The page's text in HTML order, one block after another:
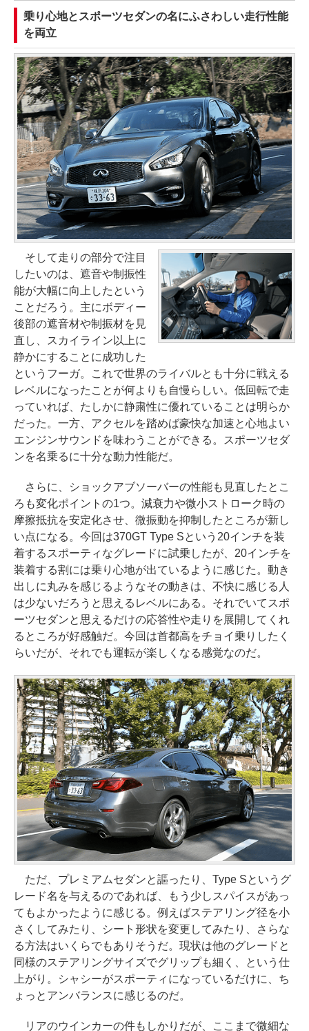
乗り心地とスポーツセダンの名にふさわしい走行性能
を両立
そして走りの部分で注目
したいのは、遮音や制振性
能が大幅に向上したという
ことだろう。主にボディー
後部の遮音材や制振材を見
直し、スカイライン以上に
静かにすることに成功した
というフーガ。これで世界のライバルとも十分に戦える
レベルになったことが何よりも自慢らしい。低回転で走
っていれば、たしかに静粛性に優れていることは明らか
だった。一方、アクセルを踏めば豪快な加速と心地よい
エンジンサウンドを味わうことができる。スポーツセダ
ンを名乗るに十分な動力性能だ。
さらに、ショックアブソーバーの性能も見直したとこ
ろも変化ポイントの1つ。減衰力や微小ストローク時の
摩擦抵抗を安定化させ、微振動を抑制したところが新し
い点になる。今回は370GT Type Sという20インチを装
着するスポーティなグレードに試乗したが、20インチを
装着する割には乗り心地が出ているように感じた。動き
出しに丸みを感じるようなその動きは、不快に感じる人
は少ないだろうと思えるレベルにある。それでいてスポ
ーツセダンと思えるだけの応答性や走りを展開してくれ
るところが好感触だ。今回は首都高をチョイ乗りしたく
らいだが、それでも運転が楽しくなる感覚なのだ。
ただ、プレミアムセダンと謳ったり、Type Sというグ
レード名を与えるのであれば、もう少しスパイスがあっ
てもよかったように感じる。例えばステアリング径を小
さくしてみたり、シート形状を変更してみたり、さらな
る方法はいくらでもありそうだ。現状は他のグレードと
同様のステアリングサイズでグリップも細く、という仕
上がり。シャシーがスポーティになっているだけに、ち
ょっとアンバランスに感じるのだ。
リアのウインカーの件もしかりだが、ここまで微細な